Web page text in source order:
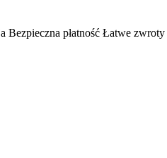
Bezpieczna płatność Łatwe zwroty